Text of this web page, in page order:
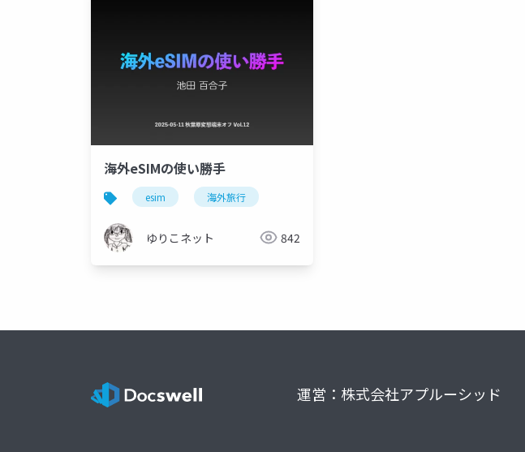
海外eSIMの使い勝手
esim 海外旅行
ゆりこネット 842
運営：株式会社アプルーシッド